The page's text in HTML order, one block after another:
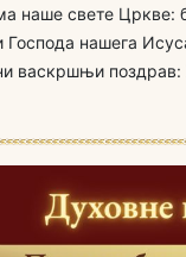
наше свете Цркве:
нашега
васкршњи